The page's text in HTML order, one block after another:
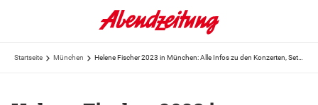
Startseite München